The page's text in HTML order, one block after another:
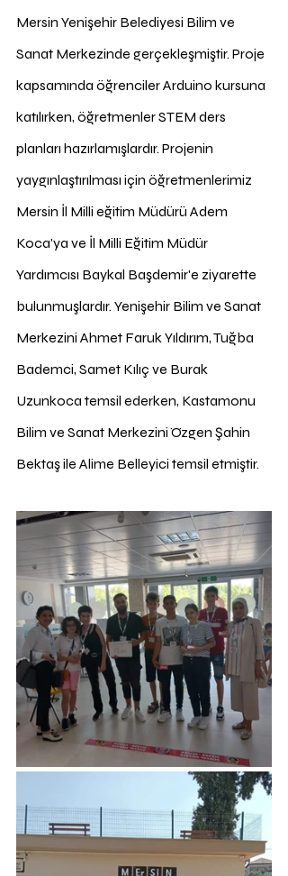
Mersin Yenişehir Belediyesi Bilim ve
Sanat Merkezinde gerçekleşmiştir. Proje
kapsamında öğrenciler Arduino kursuna
katılırken, öğretmenler STEM ders
planları hazırlamışlardır. Projenin
yaygınlaştırılması için öğretmenlerimiz
Mersin İl Milli eğitim Müdürü Adem
Koca'ya ve İl Milli Eğitim Müdür
Yardımcısı Baykal Başdemir'e ziyarette
bulunmuşlardır. Yenişehir Bilim ve Sanat
Merkezini Ahmet Faruk Yıldırım, Tuğba
Bademci, Samet Kılıç ve Burak
Uzunkoca temsil ederken, Kastamonu
Bilim ve Sanat Merkezini Özgen Şahin
Bektaş ile Alime Belleyici temsil etmiştir.